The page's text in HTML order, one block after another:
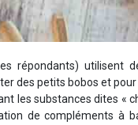
répondants) utilisent
des petits bobos et
les substances dites «
de compléments à